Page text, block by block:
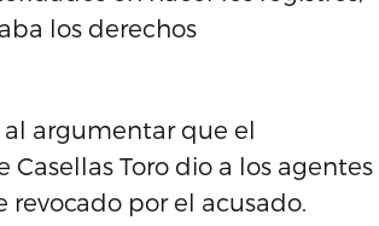
los derechos
al argumentar que el
Casellas Toro dio a los agentes
por el acusado.